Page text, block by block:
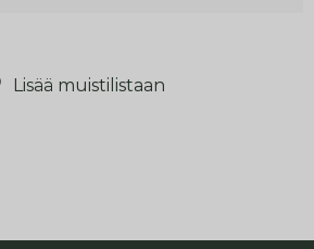
Lisää muistilistaan